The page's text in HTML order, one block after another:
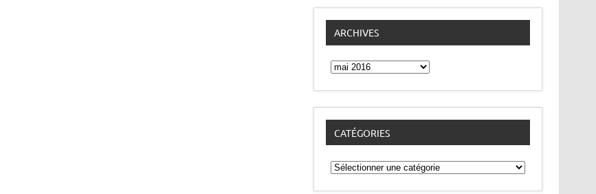
ARCHIVES
Archives
CATÉGORIES
Catégories